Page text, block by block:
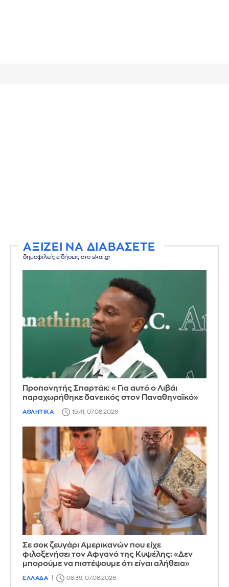
ΑΞΙΖΕΙ ΝΑ ΔΙΑΒΑΣΕΤΕ
δημοφιλείς ειδήσεις στο skai.gr
Προπονητής Σπαρτάκ: «Για αυτό ο Λιβάι
παραχωρήθηκε δανεικός στον Παναθηναϊκό»
ΑΘΛΗΤΙΚΑ 19:41, 07.08.2026
Σε σοκ ζευγάρι Αμερικανών που είχε
φιλοξενήσει τον Αφγανό της Κυψέλης: «Δεν
μπορούμε να πιστέψουμε ότι είναι αλήθεια»
ΕΛΛΑΔΑ 08:39, 07.08.2026